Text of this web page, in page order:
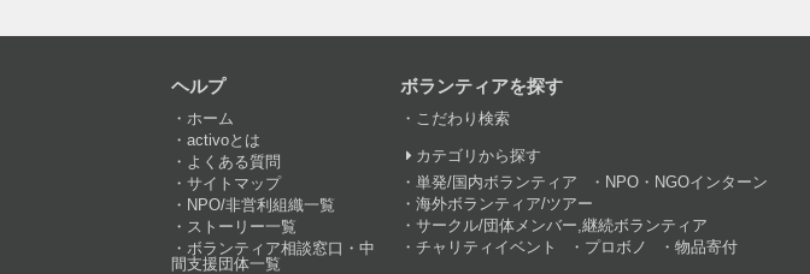
ヘルプ
ホーム
activoとは
よくある質問
サイトマップ
NPO/非営利組織一覧
ストーリー一覧
ボランティア相談窓口・中
間支援団体一覧
ボランティアを探す
こだわり検索
カテゴリから探す
単発/国内ボランティア
NPO・NGOインターン
海外ボランティア/ツアー
サークル/団体メンバー,継続ボランティア
チャリティイベント
プロボノ 物品寄付